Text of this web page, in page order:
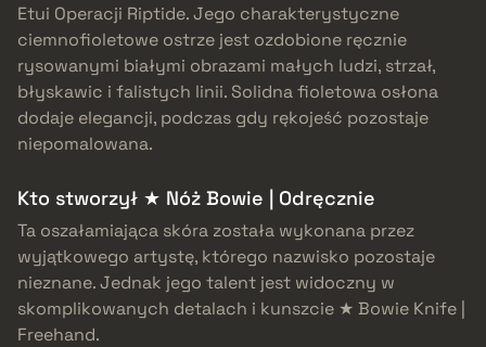
Etui Operacji Riptide. Jego charakterystyczne
ciemnofioletowe ostrze jest ozdobione ręcznie
rysowanymi białymi obrazami małych ludzi, strzał,
błyskawic i falistych linii. Solidna fioletowa osłona
dodaje elegancji, podczas gdy rękojeść pozostaje
niepomalowana.
Kto stworzył ★ Nóż Bowie | Odręcznie
Ta oszałamiająca skóra została wykonana przez
wyjątkowego artystę, którego nazwisko pozostaje
nieznane. Jednak jego talent jest widoczny w
skomplikowanych detalach i kunszcie ★ Bowie Knife |
Freehand.